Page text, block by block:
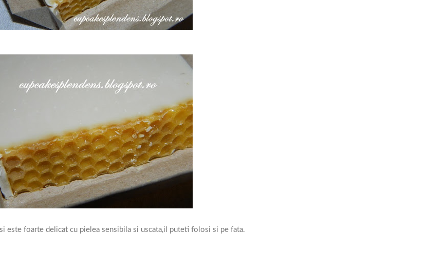
este foarte delicat cu pielea sensibila si uscata,il puteti folosi si pe fata.